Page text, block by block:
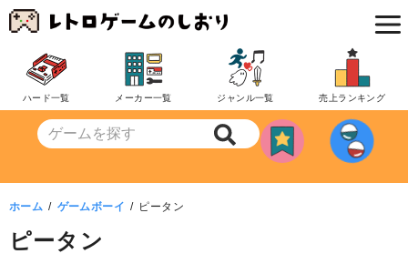
コ
ン
ツ
動
ハード一覧 メーカー一覧 ジャンル一覧 売上ランキング
ホーム ゲームボーイ ピータン
ピータン